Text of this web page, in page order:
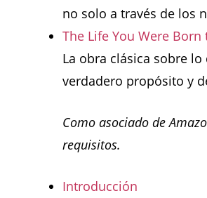
no solo a través de los
The Life You Were
La obra clásica sobre
verdadero propósito y
Como asociado de
requisitos.
Introducción